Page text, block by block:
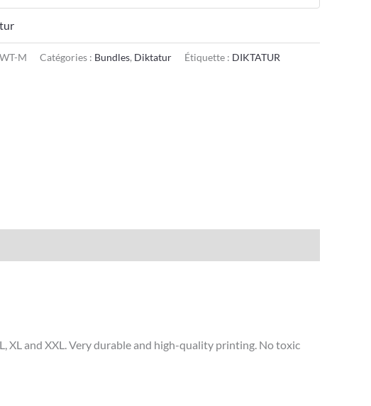
M Catégories : Bundles, Diktatur Étiquette : DIKTATUR
L, XL and XXL. Very durable and high-quality printing. No toxic